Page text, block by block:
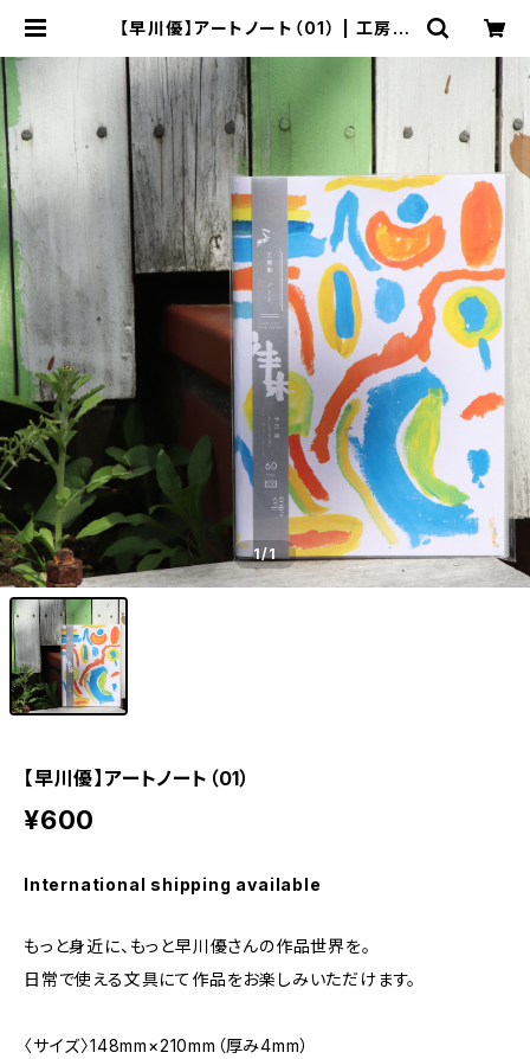
【早川優】アートノート（01） | 工房集
1/1
【早川優】アートノート（01）
¥600
International shipping available
もっと身近に、もっと早川優さんの作品世界を。
日常で使える文具にて作品をお楽しみいただけます。
〈サイズ〉148mm×210mm（厚み4mm）